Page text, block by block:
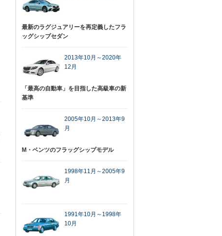
最新のラグジュアリーを再定義したフラ
ッグシップセダン
2013年10月～2020年
12月
「最高の自動車」を目指した高級車の新
基準
2005年10月～2013年9
月
M・ベンツのフラッグシップモデル
1998年11月～2005年9
月
1991年10月～1998年
10月